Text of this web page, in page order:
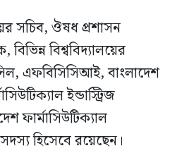
সচিব, ঔষধ প্রশাসন
বিশ্ববিদ্যালয়ের
এফবিসিসিআই, বাংলাদেশ
ইন্ডাস্ট্রিজ
ফার্মাসিউটিক্যাল
হিসেবে রয়েছেন।